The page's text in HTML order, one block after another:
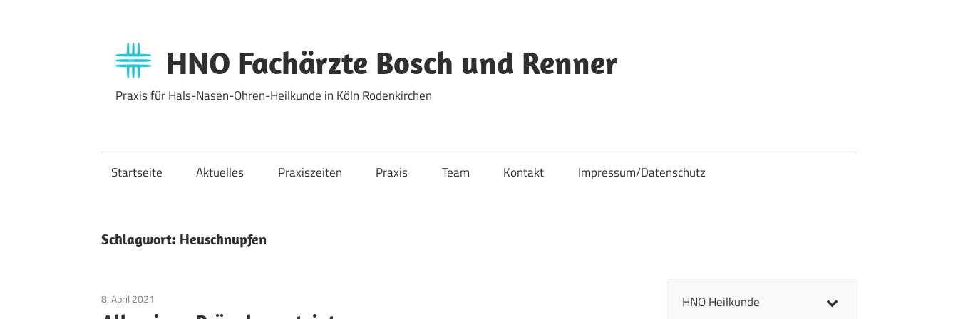
springen
HNO Fachärzte Bosch und Renner
Praxis für Hals-Nasen-Ohren-Heilkunde in Köln Rodenkirchen
Startseite Aktuelles Praxiszeiten Praxis Team Kontakt Impressum/Datenschutz
Schlagwort: Heuschnupfen
8. April 2021 HNO Heilkunde